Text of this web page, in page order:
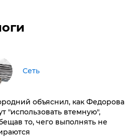
Сеть
объяснил, как Федорова
"использовать втемную",
то, чего выполнять не